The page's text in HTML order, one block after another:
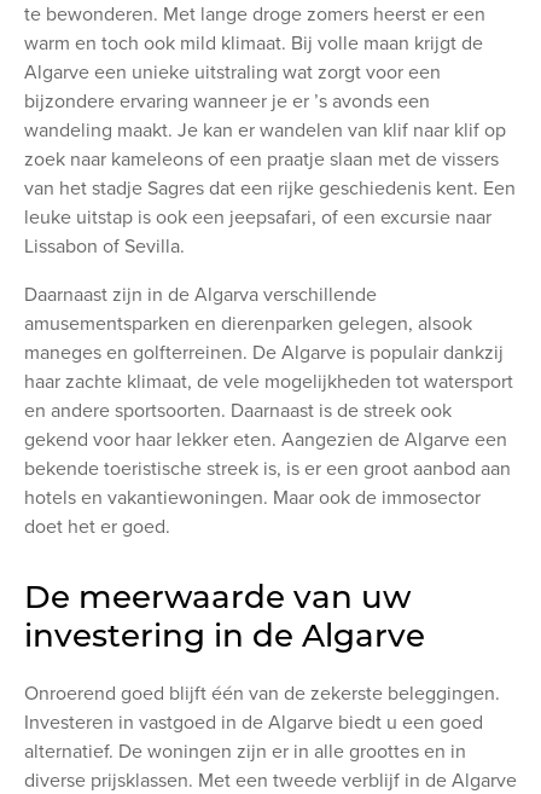
te bewonderen. Met lange droge zomers heerst er een
warm en toch ook mild klimaat. Bij volle maan krijgt de
Algarve een unieke uitstraling wat zorgt voor een
bijzondere ervaring wanneer je er ’s avonds een
wandeling maakt. Je kan er wandelen van klif naar klif op
zoek naar kameleons of een praatje slaan met de vissers
van het stadje Sagres dat een rijke geschiedenis kent. Een
leuke uitstap is ook een jeepsafari, of een excursie naar
Lissabon of Sevilla.
Daarnaast zijn in de Algarva verschillende
amusementsparken en dierenparken gelegen, alsook
maneges en golfterreinen. De Algarve is populair dankzij
haar zachte klimaat, de vele mogelijkheden tot watersport
en andere sportsoorten. Daarnaast is de streek ook
gekend voor haar lekker eten. Aangezien de Algarve een
bekende toeristische streek is, is er een groot aanbod aan
hotels en vakantiewoningen. Maar ook de immosector
doet het er goed.
De meerwaarde van uw
investering in de Algarve
Onroerend goed blijft één van de zekerste beleggingen.
Investeren in vastgoed in de Algarve biedt u een goed
alternatief. De woningen zijn er in alle groottes en in
diverse prijsklassen. Met een tweede verblijf in de Algarve